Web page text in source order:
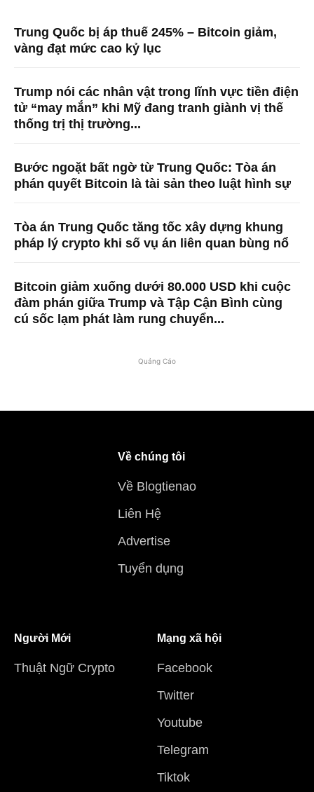
Trung Quốc bị áp thuế 245% – Bitcoin giảm,
vàng đạt mức cao kỷ lục
Trump nói các nhân vật trong lĩnh vực tiền điện
tử “may mắn” khi Mỹ đang tranh giành vị thế
thống trị thị trường...
Bước ngoặt bất ngờ từ Trung Quốc: Tòa án
phán quyết Bitcoin là tài sản theo luật hình sự
Tòa án Trung Quốc tăng tốc xây dựng khung
pháp lý crypto khi số vụ án liên quan bùng nổ
Bitcoin giảm xuống dưới 80.000 USD khi cuộc
đàm phán giữa Trump và Tập Cận Bình cùng
cú sốc lạm phát làm rung chuyển...
Quảng Cáo
Về chúng tôi
Về Blogtienao
Liên Hệ
Advertise
Tuyển dụng
Người Mới
Thuật Ngữ Crypto
Mạng xã hội
Facebook
Twitter
Youtube
Telegram
Tiktok